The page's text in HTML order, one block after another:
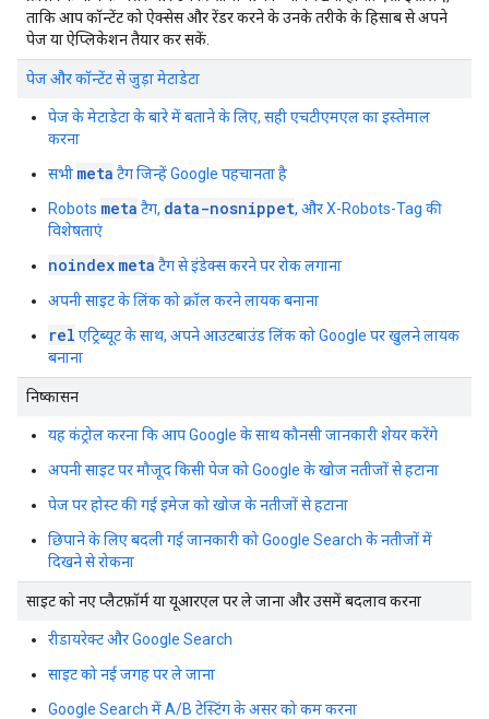
ताकि आप कॉन्टेंट को ऐक्सेस और रेंडर करने के उनके तरीके के हिसाब से अपने
पेज या ऐप्लिकेशन तैयार कर सकें.
पेज और कॉन्टेंट से जुड़ा मेटाडेटा
पेज के मेटाडेटा के बारे में बताने के लिए, सही एचटीएमएल का इस्तेमाल
करना
सभी meta टैग जिन्हें Google पहचानता है
Robots meta टैग, data-nosnippet, और X-Robots-Tag की
विशेषताएं
noindex meta टैग से इंडेक्स करने पर रोक लगाना
अपनी साइट के लिंक को क्रॉल करने लायक बनाना
rel एट्रिब्यूट के साथ, अपने आउटबाउंड लिंक को Google पर खुलने लायक
बनाना
निष्कासन
यह कंट्रोल करना कि आप Google के साथ कौनसी जानकारी शेयर करेंगे
अपनी साइट पर मौजूद किसी पेज को Google के खोज नतीजों से हटाना
पेज पर होस्ट की गई इमेज को खोज के नतीजों से हटाना
छिपाने के लिए बदली गई जानकारी को Google Search के नतीजों में
दिखने से रोकना
साइट को नए प्लैटफ़ॉर्म या यूआरएल पर ले जाना और उसमें बदलाव करना
रीडायरेक्ट और Google Search
साइट को नई जगह पर ले जाना
Google Search में A/B टेस्टिंग के असर को कम करना